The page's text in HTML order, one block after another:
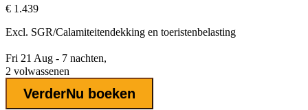
€ 1.439
Excl. SGR/Calamiteitendekking en toeristenbelasting
Fri 21 Aug - 7 nachten,
2 volwassenen
VerderNu boeken